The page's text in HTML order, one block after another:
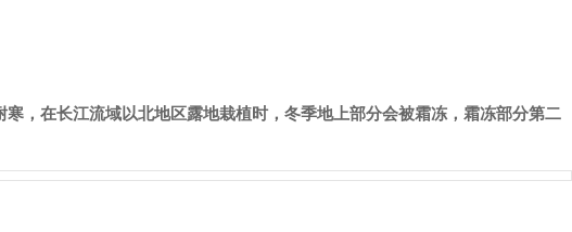
，在长江流域以北地区露地栽植时，冬季地上部分会被霜冻，霜冻部分第二